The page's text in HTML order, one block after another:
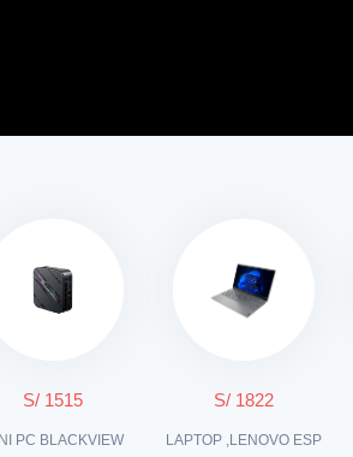
S/ 1515
PC BLACKVIEW
S/ 1822
LAPTOP ,LENOVO ESP